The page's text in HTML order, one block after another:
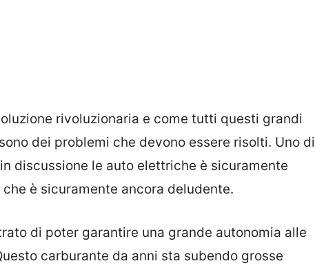
rivoluzionaria e come tutti questi grandi
dei problemi che devono essere risolti. Uno di
discussione le auto elettriche è sicuramente
è sicuramente ancora deludente.
di poter garantire una grande autonomia alle
carburante da anni sta subendo grosse